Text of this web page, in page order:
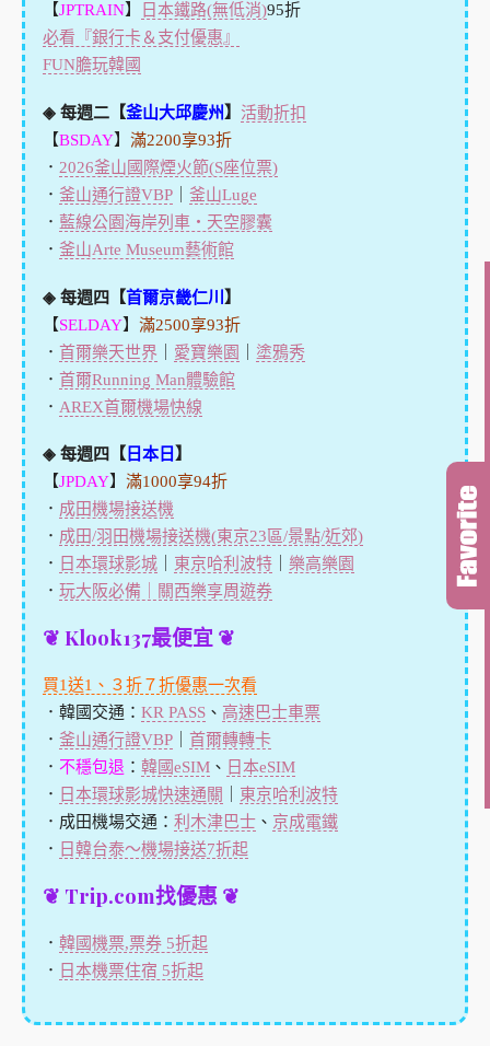
【JPTRAIN】 日本鐵路(無低消)95折
必看『銀行卡＆支付優惠』
FUN膽玩韓國
◈ 每週二【釜山大邱慶州 】 活動折扣
【BSDAY】 滿2200享93折
． 2026釜山國際煙火節(S座位票)
． 釜山通行證VBP｜ 釜山Luge
． 藍線公園海岸列車・天空膠囊
． 釜山Arte Museum藝術館
◈ 每週四【首爾京畿仁川
】
【SELDAY】 滿2500享93折
． 首爾樂天世界 愛寶樂園
塗鴉秀
． 首爾Running Man體驗館
． AREX首爾機場快線
◈ 每週四【日本日 】
【JPDAY】 滿1000享94折
． 成田機場接送機
． 成田/羽田機場接送機(東京23區/景點/近郊)
． 日本環球影城｜ 東京哈利波特｜ 樂高樂園
． 玩大阪必備｜關西樂享周遊券
❦ Klook137最便宜 ❦
買1送1、３折７折優惠一次看
．韓國交通： KR PASS、 高速巴士車票
． 釜山通行證VBP｜ 首爾轉轉卡
． 不穩包退 ： 韓國eSIM、 日本eSIM
． 日本環球影城快速通關
東京哈利波特
．成田機場交通： 利木津巴士、 京成電鐵
． 日韓台泰～機場接送7折起
❦ Trip.com找優惠 ❦
． 韓國機票,票券 5折起
． 日本機票住宿 5折起